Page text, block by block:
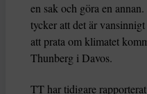
en sak och göra en
tycker att det är
att prata om klimatet
Thunberg i Davos.
TT har tidigare